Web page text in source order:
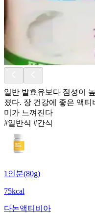
일반 발효유보다 점성이
졌다. 장 건강에 좋은 액
미가 느껴진다
#일반식 #간식
1인분(80g)
75kcal
다논액티비아